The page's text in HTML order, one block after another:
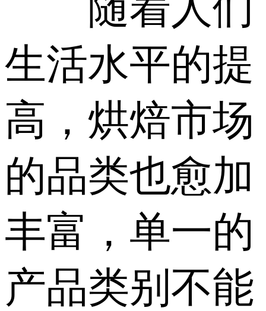
生活水平的提
高，烘焙市场
的品类也愈加
丰富，单一的
产品类别不能